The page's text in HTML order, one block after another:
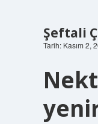
Şeftali
Tarih: Kasım 2,